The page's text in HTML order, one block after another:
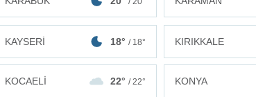
KAYSERİ 18° / 18° KIRIKKALE
KOCAELİ 22° / 22° KONYA